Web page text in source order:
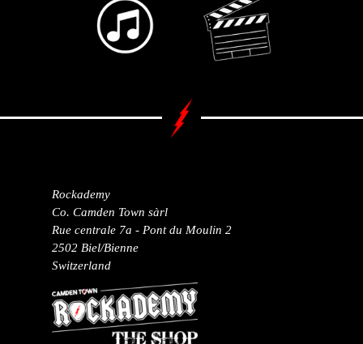
Rockademy
Co. Camden Town sàrl
Rue centrale 7a - Pont du Moulin 2
2502 Biel/Bienne
Switzerland